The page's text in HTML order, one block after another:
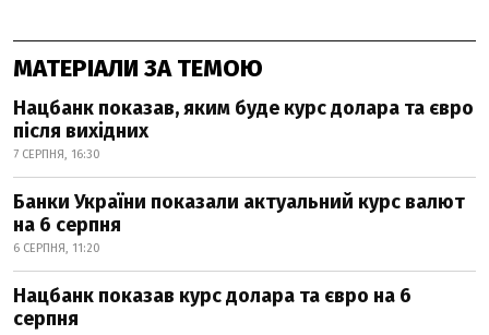
МАТЕРІАЛИ ЗА ТЕМОЮ
Нацбанк показав, яким буде курс долара та євро
після вихідних
7 СЕРПНЯ, 16:30
Банки України показали актуальний курс валют
на 6 серпня
6 СЕРПНЯ, 11:20
Нацбанк показав курс долара та євро на 6
серпня